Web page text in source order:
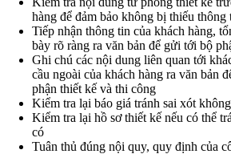
hàng để đảm bảo không bị thiếu thông
Tiếp nhận thông tin của khách hàng,
bày rõ ràng ra văn bản để gửi tới bộ
Ghi chú các nội dung liên quan tới
cầu ngoài của khách hàng ra văn bản
phận thiết kế và thi công
Kiểm tra lại báo giá tránh sai xót
Kiểm tra lại hồ sơ thiết kế nếu có thể
có
Tuân thủ đúng nội quy, quy định của